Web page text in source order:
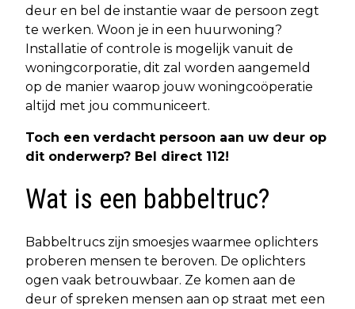
deur en bel de instantie waar de persoon zegt
te werken. Woon je in een huurwoning?
Installatie of controle is mogelijk vanuit de
woningcorporatie, dit zal worden aangemeld
op de manier waarop jouw woningcoöperatie
altijd met jou communiceert.
Toch een verdacht persoon aan uw deur op
dit onderwerp? Bel direct 112!
Wat is een babbeltruc?
Babbeltrucs zijn smoesjes waarmee oplichters
proberen mensen te beroven. De oplichters
ogen vaak betrouwbaar. Ze komen aan de
deur of spreken mensen aan op straat met een